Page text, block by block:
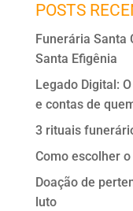
POSTS
Funerária Santa
Santa Efigênia
Legado Digital:
e contas de
3 rituais
Como escolher
Doação de
luto